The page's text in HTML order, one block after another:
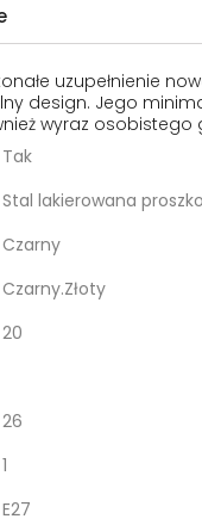
uzupełnienie
design. Jego
wyraz
Tak
Stal lakierowana
Czarny
Czarny.Złoty
20
26
1
E27